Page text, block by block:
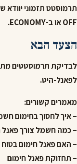
תרמוסטט תזמוני
OFF או ב-ECONOMY.
הצעד הבא
לבדיקת תרמוסטטים
לפאנל-היט.
מאמרים קשורים:
– איך לחסוך בחימום
– כמה חשמל צורך פאנל
– האם פאנל חימום בטוח
– תחזוקת פאנל חימום